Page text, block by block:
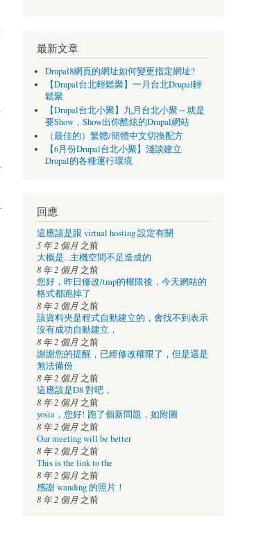
最新文章
Drupal8網頁的網址如何變更指定網址?
【Drupal台北輕鬆聚】一月台北Drupal輕
鬆聚
【Drupal台北小聚】九月台北小聚～就是
要Show，Show出你酷炫的Drupal網站
（最佳的）繁體/簡體中文切換配方
【6月份Drupal台北小聚】淺談建立
Drupal的各種運行環境
回應
這應該是跟 virtual hosting 設定有關
5 年 2 個月之前
大概是...主機空間不足造成的
8 年 2 個月之前
您好，昨日修改/tmp的權限後，今天網站的
格式都跑掉了
8 年 2 個月之前
該資料夾是程式自動建立的，會找不到表示
沒有成功自動建立，
8 年 2 個月之前
謝謝您的提醒，已經修改權限了，但是還是
無法備份
8 年 2 個月之前
這應該是D8 對吧，
8 年 2 個月之前
yosia，您好! 跑了個新問題，如附圖
8 年 2 個月之前
Our meeting will be better
8 年 2 個月之前
This is the link to the
8 年 2 個月之前
感謝 wanding 的照片！
8 年 2 個月之前